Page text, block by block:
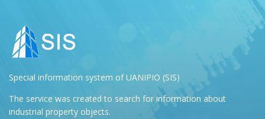
Special information system of UANIPIO (SIS)
The service was created to search for information about
industrial property objects.